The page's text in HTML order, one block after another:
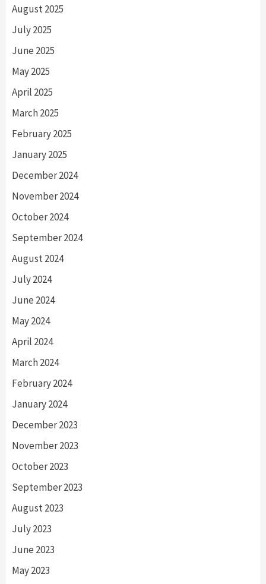
August 2025
July 2025
June 2025
May 2025
April 2025
March 2025
February 2025
January 2025
December 2024
November 2024
October 2024
September 2024
August 2024
July 2024
June 2024
May 2024
April 2024
March 2024
February 2024
January 2024
December 2023
November 2023
October 2023
September 2023
August 2023
July 2023
June 2023
May 2023